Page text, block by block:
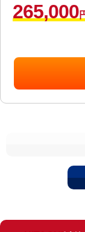
265,000